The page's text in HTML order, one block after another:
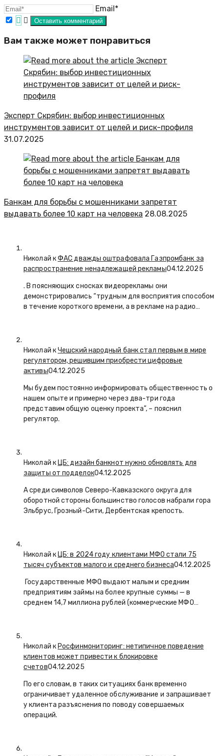
Email*
Вам также может понравиться
Эксперт Скрябин: выбор инвестиционных
инструментов зависит от целей и риск-профиля
31.07.2025
Банкам для борьбы с мошенниками запретят
выдавать более 10 карт на человека 28.08.2025
Николай кФАС дважды оштрафовала Газпромбанк за
распространение ненадлежащей рекламы04.12.2025
. В поясняющих сносках видеорекламы они
демонстрировались “трудным для восприятия способом
в течение короткого времени, а в рекламе на радио…
Николай кЧешский народный банк стал первым в мире
регулятором, решившим приобрести цифровые
активы04.12.2025
Мы будем постоянно информировать общественность о
нашем опыте и примерно через два-три года
представим общую оценку проекта”, – пояснил
регулятор.
Николай к ЦБ: дизайн банкнот нужно обновлять для
защиты от подделок04.12.2025
А среди символов Северо-Кавказского округа для
оборотной стороны большинство голосов набрали гора
Эльбрус, Грозный-Сити, Дербентская крепость.
Николай к ЦБ: в 2024 году клиентами МФО стали 75
тысяч субъектов малого и среднего бизнеса04.12.2025
Государственные МФО выдают малым и средним
предприятиям займы на более крупные суммы — в
среднем 14,7 миллиона рублей (коммерческие МФО…
Николай к Росфинмониторинг: нетипичное поведение
клиентов может привести к блокировке
счетов04.12.2025
По его словам, в таких ситуациях банк временно
ограничивает удаленное обслуживание и запрашивает
у клиента разъяснения по поводу совершаемых
операций.